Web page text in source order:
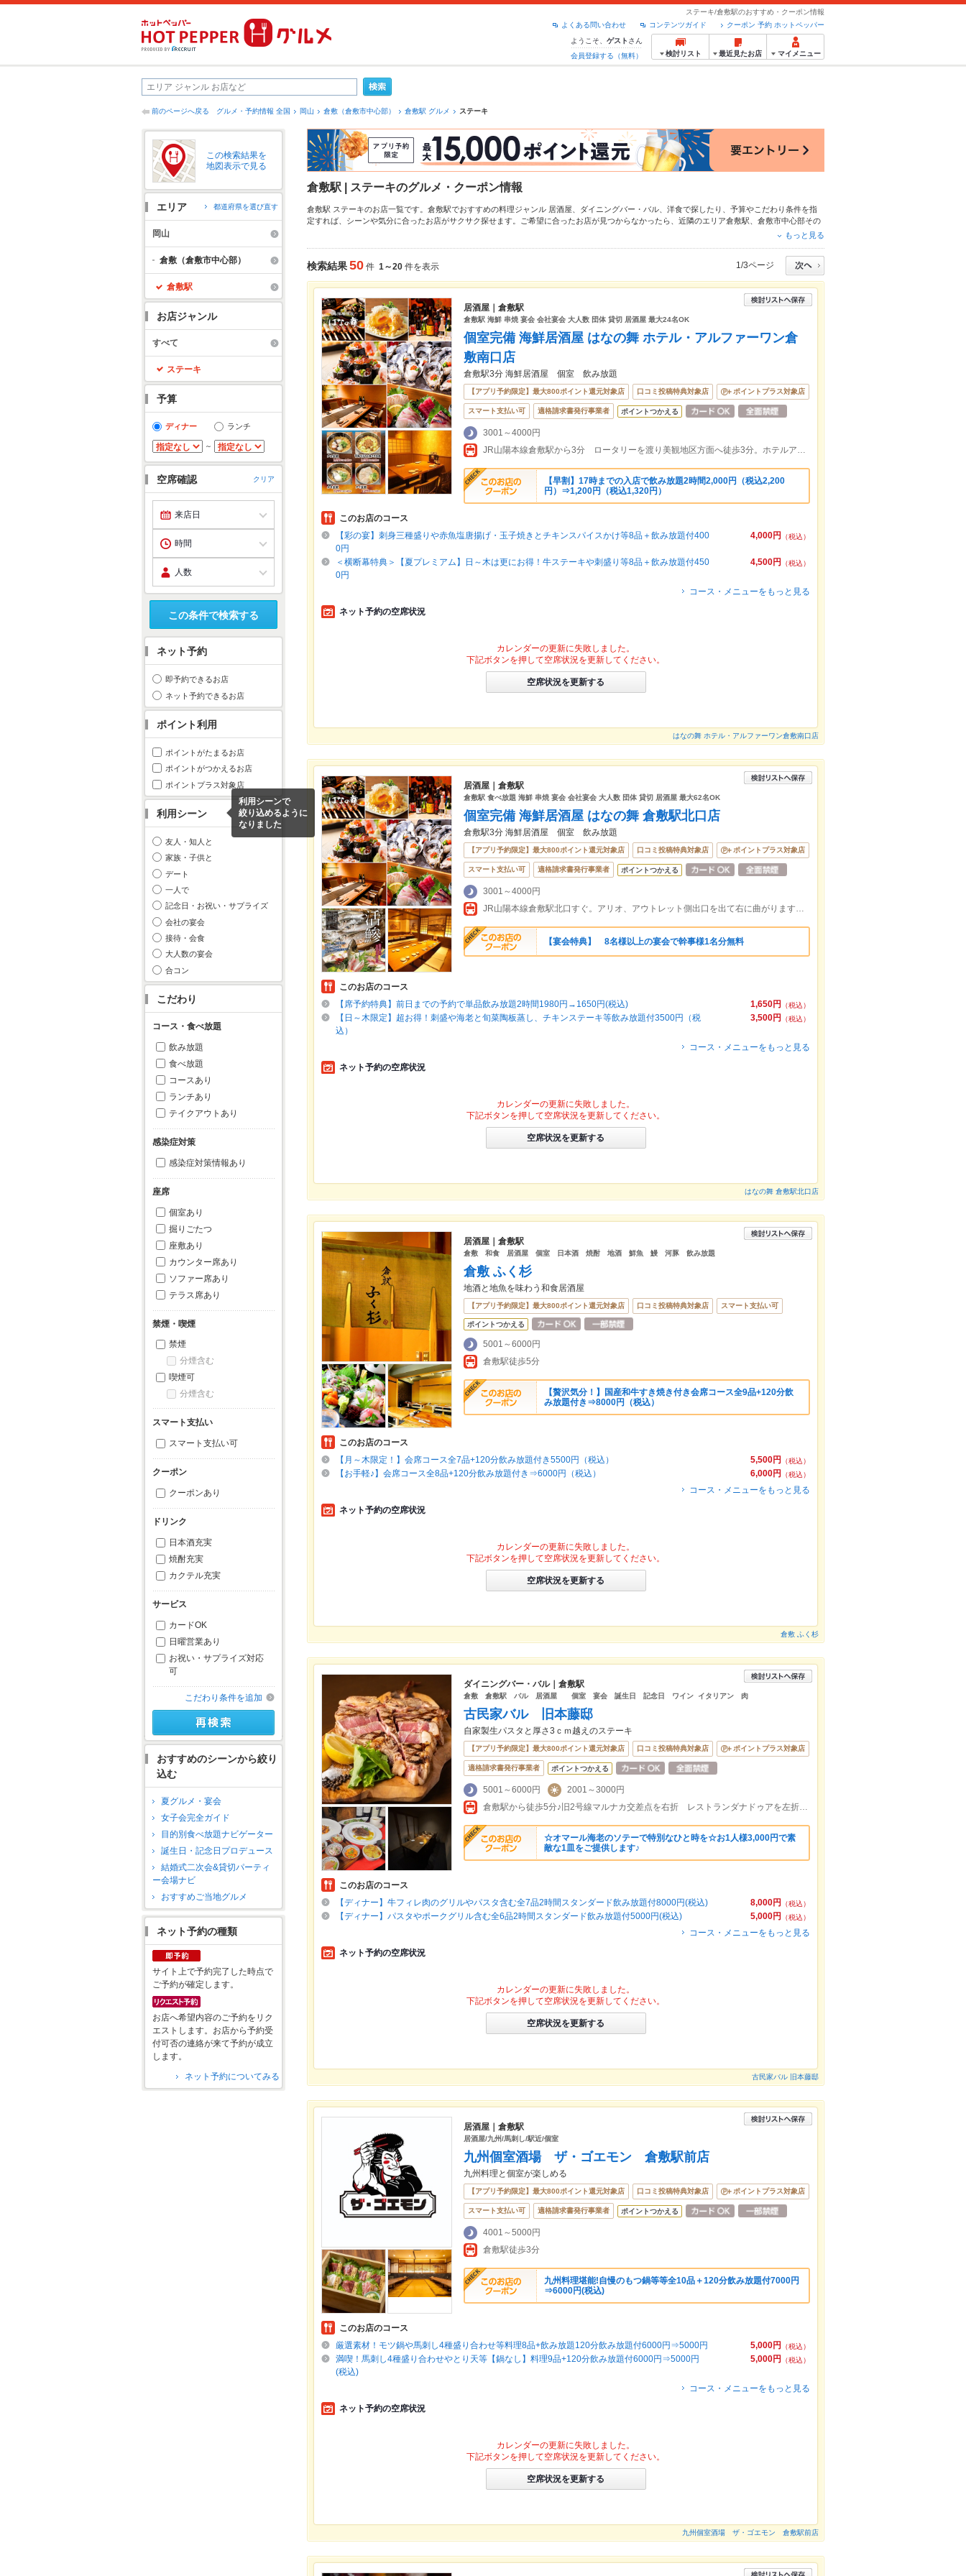
ステーキ/倉敷駅のおすすめ・クーポン情報
クーポン 予約 ホットペッパー
コンテンツガイド
よくある問い合わせ
ようこそ、 ゲスト さん
会員登録する（無料）
検討リスト 最近見たお店 マイメニュー
前のページへ戻る グルメ・予約情報 全国 岡山 倉敷（倉敷市中心部） 倉敷駅 グルメ ステーキ
この検索結果を
地図表示で見る
エリア 都道府県を選び直す
岡山
倉敷（倉敷市中心部）
倉敷駅
お店ジャンル
すべて
ステーキ
予算
ディナー ランチ
～
空席確認 クリア
この条件で検索する
ネット予約
即予約できるお店
ネット予約できるお店
ポイント利用
ポイントがたまるお店
ポイントがつかえるお店
ポイントプラス対象店
利用シーン
利用シーンで
絞り込めるように
なりました
友人・知人と
家族・子供と
デート
一人で
記念日・お祝い・サプライズ
会社の宴会
接待・会食
大人数の宴会
合コン
こだわり
コース・食べ放題
飲み放題
食べ放題
コースあり
ランチあり
テイクアウトあり
感染症対策
感染症対策情報あり
座席
個室あり
掘りごたつ
座敷あり
カウンター席あり
ソファー席あり
テラス席あり
禁煙・喫煙
禁煙
分煙含む
喫煙可
分煙含む
スマート支払い
スマート支払い可
クーポン
クーポンあり
ドリンク
日本酒充実
焼酎充実
カクテル充実
サービス
カードOK
日曜営業あり
お祝い・サプライズ対応
可
こだわり条件を追加
おすすめのシーンから絞り
込む
夏グルメ・宴会
女子会完全ガイド
目的別食べ放題ナビゲーター
誕生日・記念日プロデュース
結婚式二次会&貸切パーティ
ー会場ナビ
おすすめご当地グルメ
ネット予約の種類
サイト上で予約完了した時点で
ご予約が確定します。
お店へ希望内容のご予約をリク
エストします。お店から予約受
付可否の連絡が来て予約が成立
します。
ネット予約についてみる
倉敷駅 | ステーキのグルメ・クーポン情報
倉敷駅 ステーキのお店一覧です。倉敷駅でおすすめの料理ジャンル 居酒屋 ダイニングバー・バル 洋食で探したり、予算やこだわり条件を指
定すれば、シーンや気分に合ったお店がサクサク探せます。ご希望に合ったお店が見つからなかったら、近隣のエリア倉敷駅
倉敷市中心部その
、お茶漬
もっと見る
検索結果50 件 1～20 件を表示 1/3ページ
居酒屋｜倉敷駅
倉敷駅 海鮮 串焼 宴会 会社宴会 大人数 団体 貸切 居酒屋 最大24名OK
個室完備 海鮮居酒屋 はなの舞 ホテル・アルファーワン倉
敷南口店
倉敷駅3分 海鮮居酒屋 個室 飲み放題
【アプリ予約限定】最大800ポイント還元対象店 口コミ投稿特典対象店 ポイントプラス対象店
スマート支払い可 適格請求書発行事業者 ポイントつかえる
3001～4000円
JR山陽本線倉敷駅から3分 ロータリーを渡り美観地区方面へ徒歩3分。ホテルアルファー・ワン倉敷の1階にございます。
【早割】17時までの入店で飲み放題2時間2,000円（税込2,200
円）⇒1,200円（税込1,320円）
このお店のコース
4,000円
（税込）
【彩の宴】刺身三種盛りや赤魚塩唐揚げ・玉子焼きとチキンスパイスかけ等8品＋飲み放題付400
0円
4,500円
（税込）
＜横断幕特典＞【夏プレミアム】日～木は更にお得！牛ステーキや刺盛り等8品＋飲み放題付450
0円
コース・メニューをもっと見る
ネット予約の空席状況
カレンダーの更新に失敗しました。
下記ボタンを押して空席状況を更新してください。
空席状況を更新する
はなの舞 ホテル・アルファーワン倉敷南口店
居酒屋｜倉敷駅
倉敷駅 食べ放題 海鮮 串焼 宴会 会社宴会 大人数 団体 貸切 居酒屋 最大62名OK
個室完備 海鮮居酒屋 はなの舞 倉敷駅北口店
倉敷駅3分 海鮮居酒屋 個室 飲み放題
【アプリ予約限定】最大800ポイント還元対象店 口コミ投稿特典対象店 ポイントプラス対象店
スマート支払い可 適格請求書発行事業者 ポイントつかえる
3001～4000円
JR山陽本線倉敷駅北口すぐ。アリオ、アウトレット側出口を出て右に曲がります。マツダパーキングの中の1階にあります。
【宴会特典】 8名様以上の宴会で幹事様1名分無料
このお店のコース
1,650円
（税込）
【席予約特典】前日までの予約で単品飲み放題2時間1980円→1650円(税込)
3,500円
（税込）
【日～木限定】超お得！刺盛や海老と旬菜陶板蒸し、チキンステーキ等飲み放題付3500円（税
込）
コース・メニューをもっと見る
ネット予約の空席状況
カレンダーの更新に失敗しました。
下記ボタンを押して空席状況を更新してください。
空席状況を更新する
はなの舞 倉敷駅北口店
居酒屋｜倉敷駅
倉敷 和食 居酒屋 個室 日本酒 焼酎 地酒 鮮魚 鰻 河豚 飲み放題
倉敷 ふく杉
地酒と地魚を味わう和食居酒屋
【アプリ予約限定】最大800ポイント還元対象店 口コミ投稿特典対象店 スマート支払い可
ポイントつかえる
5001～6000円
倉敷駅徒歩5分
【贅沢気分！】国産和牛すき焼き付き会席コース全9品+120分飲
み放題付き⇒8000円（税込）
このお店のコース
5,500円
（税込）
【月～木限定！】会席コース全7品+120分飲み放題付き5500円（税込）
6,000円
（税込）
【お手軽♪】会席コース全8品+120分飲み放題付き⇒6000円（税込）
コース・メニューをもっと見る
ネット予約の空席状況
カレンダーの更新に失敗しました。
下記ボタンを押して空席状況を更新してください。
空席状況を更新する
倉敷 ふく杉
ダイニングバー・バル｜倉敷駅
倉敷 倉敷駅 バル 居酒屋 個室 宴会 誕生日 記念日 ワイン イタリアン 肉
古民家バル 旧本藤邸
自家製生パスタと厚さ3ｃｍ越えのステーキ
【アプリ予約限定】最大800ポイント還元対象店 口コミ投稿特典対象店 ポイントプラス対象店
適格請求書発行事業者 ポイントつかえる
5001～6000円
2001～3000円
倉敷駅から徒歩5分♪旧2号線マルナカ交差点を右折 レストランダナドゥアを左折→突き当り右手の古民家
☆オマール海老のソテーで特別なひと時を☆お1人様3,000円で素
敵な1皿をご提供します♪
このお店のコース
8,000円
（税込）
【ディナー】牛フィレ肉のグリルやパスタ含む全7品2時間スタンダード飲み放題付8000円(税込)
5,000円
（税込）
【ディナー】パスタやポークグリル含む全6品2時間スタンダード飲み放題付5000円(税込)
コース・メニューをもっと見る
ネット予約の空席状況
カレンダーの更新に失敗しました。
下記ボタンを押して空席状況を更新してください。
空席状況を更新する
古民家バル 旧本藤邸
居酒屋｜倉敷駅
居酒屋/九州/馬刺し/駅近/個室
九州個室酒場 ザ・ゴエモン 倉敷駅前店
九州料理と個室が楽しめる
【アプリ予約限定】最大800ポイント還元対象店 口コミ投稿特典対象店 ポイントプラス対象店
スマート支払い可 適格請求書発行事業者 ポイントつかえる
4001～5000円
倉敷駅徒歩3分
九州料理堪能!自慢のもつ鍋等等全10品＋120分飲み放題付7000円
⇒6000円(税込)
このお店のコース
5,000円
（税込）
厳選素材！モツ鍋や馬刺し4種盛り合わせ等料理8品+飲み放題120分飲み放題付6000円⇒5000円
5,000円
（税込）
満喫！馬刺し4種盛り合わせやとり天等【鍋なし】料理9品+120分飲み放題付6000円⇒5000円
(税込)
コース・メニューをもっと見る
ネット予約の空席状況
カレンダーの更新に失敗しました。
下記ボタンを押して空席状況を更新してください。
空席状況を更新する
九州個室酒場 ザ・ゴエモン 倉敷駅前店